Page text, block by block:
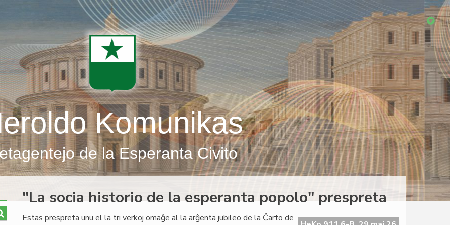
Komunikas
de la Esperanta Civito
"La socia historio de la esperanta popolo" prespreta
Estas prespreta unu el la tri verkoj omaĝe al la arĝenta jubileo de la Ĉarto de